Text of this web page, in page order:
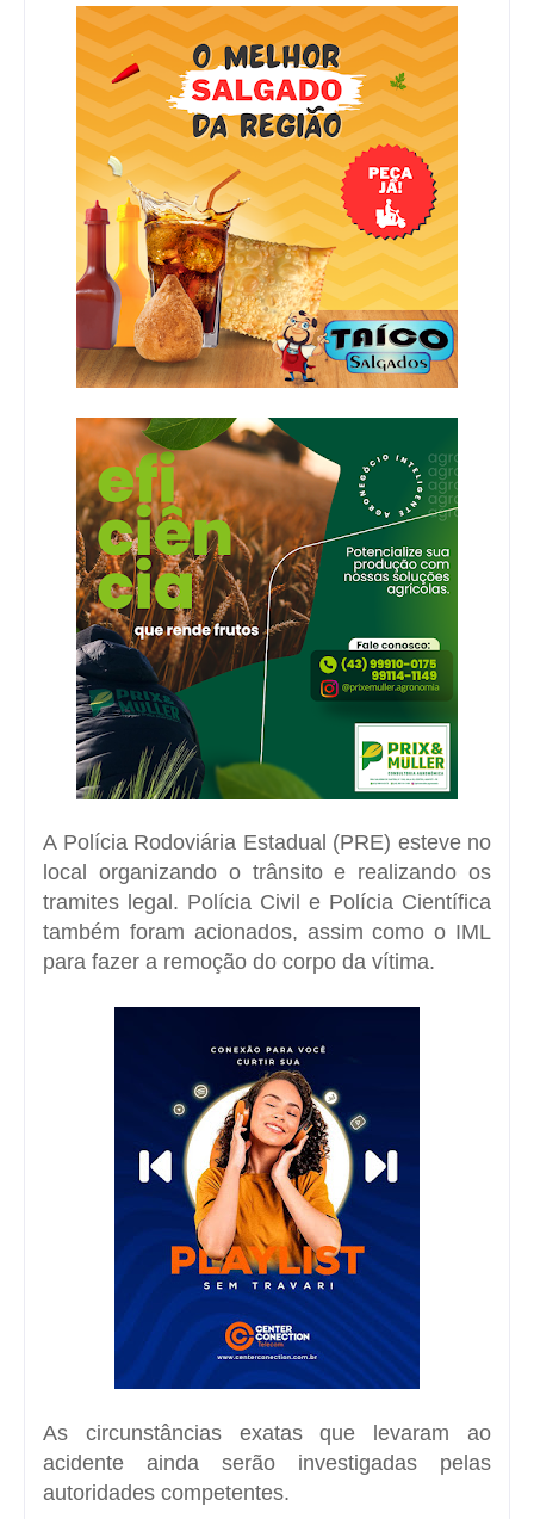
A Polícia Rodoviária Estadual (PRE) esteve no
local organizando o trânsito e realizando os
tramites legal. Polícia Civil e Polícia Científica
também foram acionados, assim como o IML
para fazer a remoção do corpo da vítima.
As circunstâncias exatas que levaram ao
acidente ainda serão investigadas pelas
autoridades competentes.